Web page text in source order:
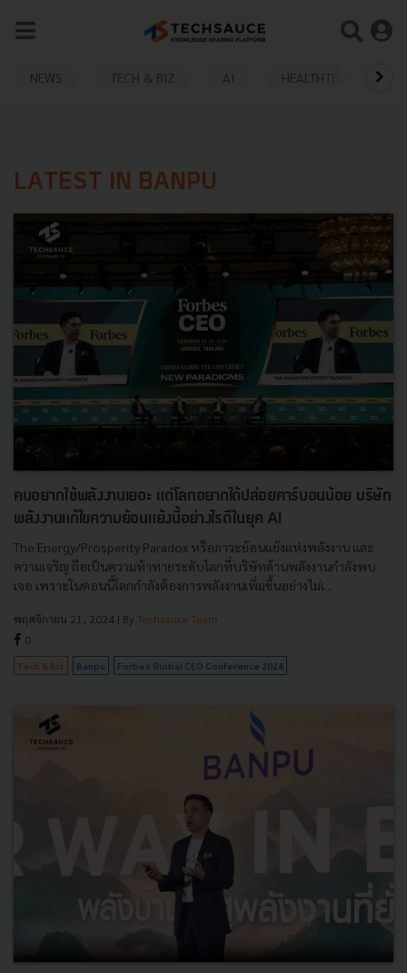
NEWS TECH & BIZ AI HEALTHTECH
LATEST IN BANPU
คนอยากใช้พลังงานเยอะ แต่โลกอยากได้ปล่อยคาร์บอนน้อย บริษัท
พลังงานแก้ไขความย้อนแย้งนี้อย่างไรดีในยุค AI
The Energy/Prosperity Paradox หรือภาวะย้อนแย้งแห่งพลังงาน และ
ความเจริญ ถือเป็นความท้าทายระดับโลกที่บริษัทด้านพลังงานกำลังพบ
เจอ เพราะในตอนนี้โลกกำลังต้องการพลังงานเพิ่มขึ้นอย่างไม่เ...
พฤศจิกายน 21, 2024 | By Techsauce Team
0
Tech & Biz Banpu Forbes Global CEO Conference 2024